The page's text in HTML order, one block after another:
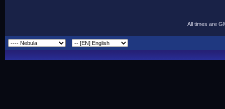
All times are